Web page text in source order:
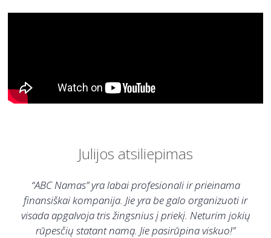
Julijos atsiliepimas
“ABC Namas” yra labai profesionali ir prieinama
finansiškai kompanija. Jie yra be galo organizuoti ir
visada apgalvoja tris žingsnius į priekį. Neturim jokių
rūpesčių statant namą. Jie pasirūpina viskuo!”